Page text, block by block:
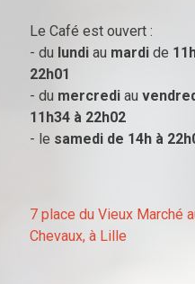
Le Café est ouvert :
- du lundiau mardide
22h01
- du mercrediau
11h34 à 22h02
- le samedi de 14h à
7 place du Vieux Marché
Chevaux, à Lille